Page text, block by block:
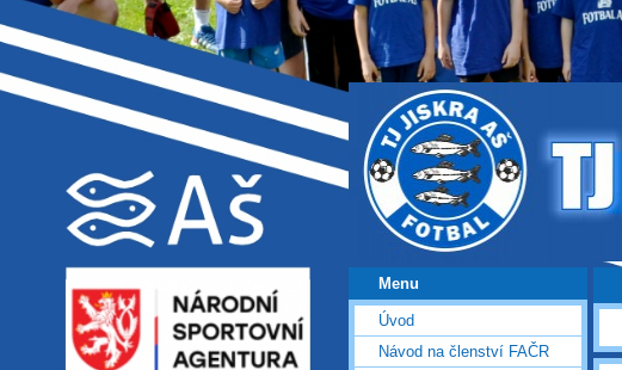
Menu
Úvod
Návod na členství FAČR